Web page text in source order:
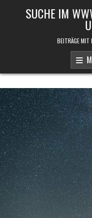
SUCHE IM
BEITRÄGE MIT